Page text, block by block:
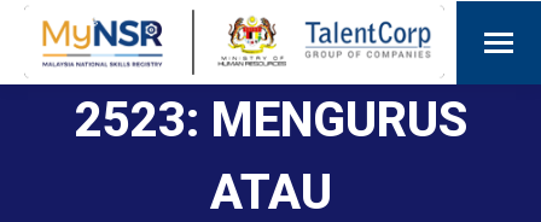
2523: MENGURUS
ATAU